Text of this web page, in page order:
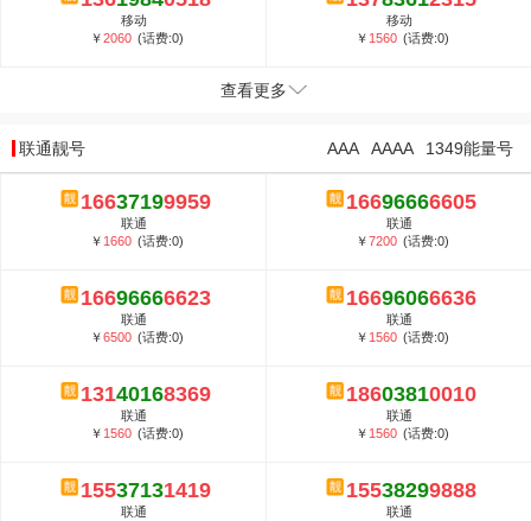
移动
￥2060 (话费:0)
移动
￥ 1560 (话费:0)
查看更多
联通靓号 1349能量号
AAAA
AAA
16637199959
联通
￥ 1660 (话费:0)
16696666605
联通
￥7200 (话费:0)
16696666623
联通
￥6500 (话费:0)
16696066636
联通
￥ 1560 (话费:0)
13140168369
联通
￥ 1560 (话费:0)
18603810010
联通
￥ 1560 (话费:0)
15537131419
联通
15538299888
联通